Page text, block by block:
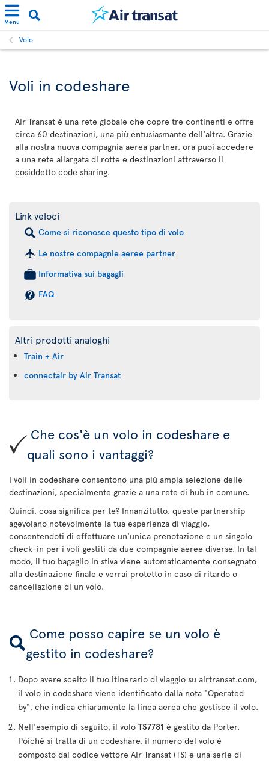
Menu
Volo
Voli in codeshare
Air Transat è una rete globale che copre tre continenti e offre
circa 60 destinazioni, una più entusiasmante dell'altra. Grazie
alla nostra nuova compagnia aerea partner, ora puoi accedere
a una rete allargata di rotte e destinazioni attraverso il
cosiddetto code sharing.
Link veloci
Come si riconosce questo tipo di volo
Le nostre compagnie aeree partner
Informativa sui bagagli
FAQ
Altri prodotti analoghi
Train + Air
connectair by Air Transat
Che cos'è un volo in codeshare e
quali sono i vantaggi?
I voli in codeshare consentono una più ampia selezione delle
destinazioni, specialmente grazie a una rete di hub in comune.
Quindi, cosa significa per te? Innanzitutto, queste partnership
agevolano notevolmente la tua esperienza di viaggio,
consentendoti di effettuare un'unica prenotazione e un singolo
check-in per i voli gestiti da due compagnie aeree diverse. In tal
modo, il tuo bagaglio in stiva viene automaticamente consegnato
alla destinazione finale e verrai protetto in caso di ritardo o
cancellazione di un volo.
Come posso capire se un volo è
gestito in codeshare?
Dopo avere scelto il tuo itinerario di viaggio su airtransat.com,
il volo in codeshare viene identificato dalla nota "Operated
by", che indica chiaramente la linea aerea che gestisce il volo.
Nell'esempio di seguito, il volo TS7781 è gestito da Porter.
Poiché si tratta di un codeshare, il numero del volo è
composto dal codice vettore Air Transat (TS) e una serie di